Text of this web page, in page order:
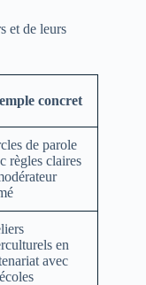
et de leurs
concret
de parole
règles claires
en
avec